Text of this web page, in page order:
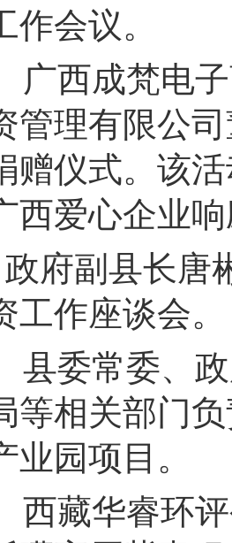
作会议。
广西成梵电
管理有限公
赠仪式。该
西爱心企业
府副县长唐
工作座谈会。
县委常委、
等相关部门
业园项目。
西藏华睿环